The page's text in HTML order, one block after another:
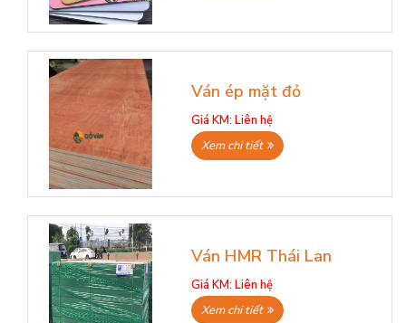
Ván ép mặt đỏ
Giá KM: Liên hệ
Xem chi tiết
Ván HMR Thái Lan
Giá KM: Liên hệ
Xem chi tiết